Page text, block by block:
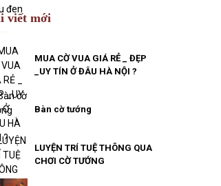
viết mới
MUA CỜ VUA GIÁ RẺ _ ĐẸP
_UY TÍN Ở ĐÂU HÀ NỘI ?
Bàn cờ tướng
LUYỆN TRÍ TUỆ THÔNG QUA
CHƠI CỜ TƯỚNG